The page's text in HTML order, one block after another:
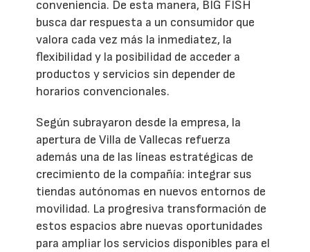
conveniencia. De esta manera, BIG FISH
busca dar respuesta a un consumidor que
valora cada vez más la inmediatez, la
flexibilidad y la posibilidad de acceder a
productos y servicios sin depender de
horarios convencionales.
Según subrayaron desde la empresa, la
apertura de Villa de Vallecas refuerza
además una de las líneas estratégicas de
crecimiento de la compañía: integrar sus
tiendas autónomas en nuevos entornos de
movilidad. La progresiva transformación de
estos espacios abre nuevas oportunidades
para ampliar los servicios disponibles para el